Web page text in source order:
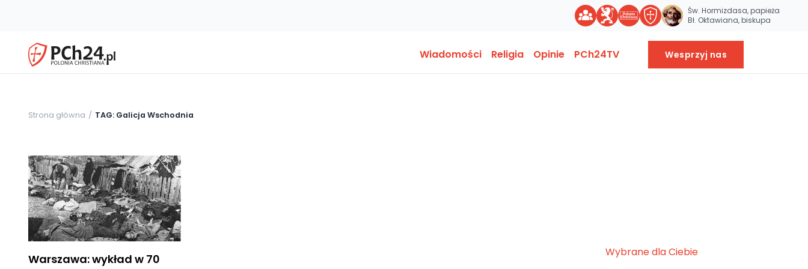
Św. Hormizdasa, papieża
Bł. Oktawiana, biskupa
Wiadomości Religia Opinie PCh24TV Wesprzyj nas
Strona główna TAG: Galicja Wschodnia
Warszawa: wykład w 70
Wybrane dla Ciebie